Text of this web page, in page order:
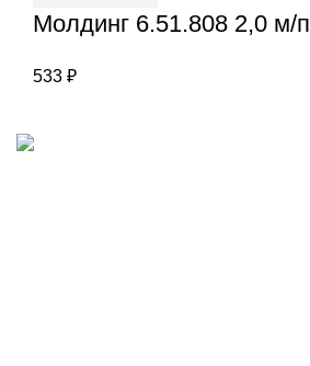
Молдинг 6.51.808 2,0 м/п
533 ₽